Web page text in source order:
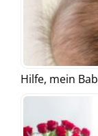
Hilfe, mein